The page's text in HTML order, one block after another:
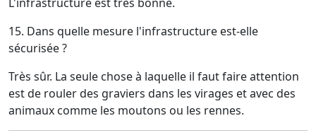
15. Dans quelle mesure l'infrastructure est-elle
sécurisée ?
Très sûr. La seule chose à laquelle il faut faire attention
est de rouler des graviers dans les virages et avec des
animaux comme les moutons ou les rennes.